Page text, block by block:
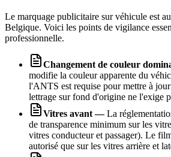
Le marquage publicitaire sur véhicule est
Belgique. Voici les points de vigilance
professionnelle.
Changement de couleur
modifie la couleur apparente du
l'ANTS est requise pour mettre à
lettrage sur fond d'origine ne l'exige
Vitres avant— La
de transparence minimum sur les
vitres conducteur et passager). Le
autorisé que sur les vitres arrière et